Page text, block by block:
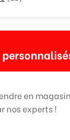
en
nos experts !